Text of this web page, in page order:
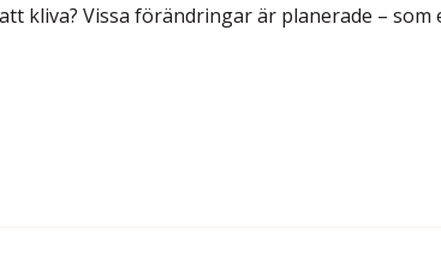
kliva? Vissa förändringar är planerade –